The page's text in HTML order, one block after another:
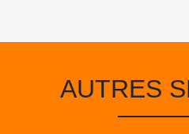
AUTRES